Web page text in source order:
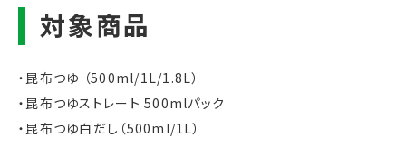
・昆布つゆ （500ml/1L/1.8L）
・昆布つゆストレート 500mlパック
・昆布つゆ白だし（500ml/1L）